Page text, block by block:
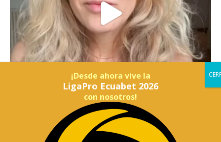
¡Desde ahora vive la
LigaPro Ecuabet 2026
con nosotros!